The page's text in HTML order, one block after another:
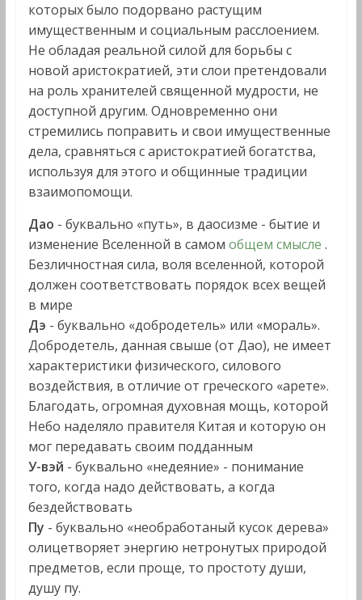
которых было подорвано растущим
имущественным и социальным расслоением.
Не обладая реальной силой для борьбы с
новой аристократией, эти слои претендовали
на роль хранителей священной мудрости, не
доступной другим. Одновременно они
стремились поправить и свои имущественные
дела, сравняться с аристократией богатства,
используя для этого и общинные традиции
взаимопомощи.
Дао - буквально «путь», в даосизме - бытие и
изменение Вселенной в самом общем смысле .
Безличностная сила, воля вселенной, которой
должен соответствовать порядок всех вещей
в мире
Дэ - буквально «добродетель» или «мораль».
Добродетель, данная свыше (от Дао), не имеет
характеристики физического, силового
воздействия, в отличие от греческого «арете».
Благодать, огромная духовная мощь, которой
Небо наделяло правителя Китая и которую он
мог передавать своим подданным
У-вэй - буквально «недеяние» - понимание
того, когда надо действовать, а когда
бездействовать
Пу - буквально «необработаный кусок дерева»
олицетворяет энергию нетронутых природой
предметов, если проще, то простоту души,
душу пу.